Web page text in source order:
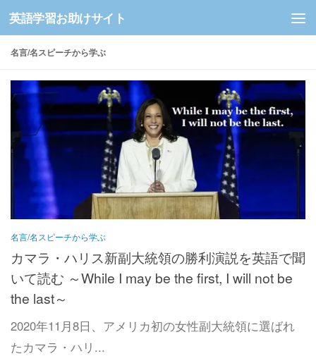
コンテンツへスキップ
英語学習お助けサイト
名言/名スピーチから学ぶ
名言/名スピーチから学ぶ
カマラ・ハリス新副大統領の勝利演説を英語で聞
いて読む ～While I may be the first, I will not be
the last～
2020年11月8日、アメリカ初の女性副大統領に選ばれ
たカマラ・ハリ...